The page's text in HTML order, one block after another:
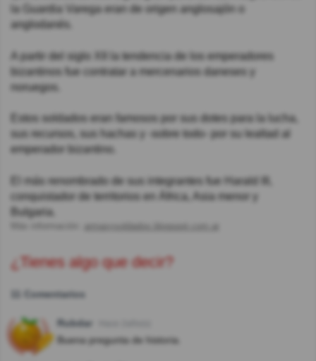
la Guardia Varega eran de origen anglosajón o
anglodanés.
A partir del siglo XII la tendencia de los emperadores
bizantinos fue contratar a mercenarios daneses y
noruegos.
Estos soldados eran famosos por sus dotes para la lucha,
sus recursos, sus hachas y -sobre todo- por su lealtad al
emperador bizantino.
El más renombrado de sus integrantes fue Harald III,
conquistador de territorios en África, Asia menor y
Bulgaria.
armasysoldados.blogspot.com.ar
¿Tienes algo que decir?
11 Comentarios
Rubdar
Buena pregunta de historia.